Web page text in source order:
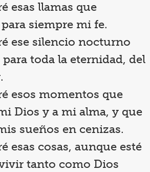
esas llamas que
siempre mi fe.
ese silencio nocturno
toda la eternidad, del
esos momentos que
Dios y a mi alma, y que
sueños en cenizas.
esas cosas, aunque esté
tanto como Dios